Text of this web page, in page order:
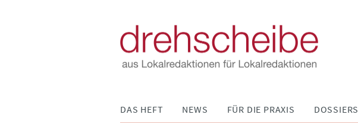
DAS HEFT NEWS FÜR DIE PRAXIS DOSSIERS